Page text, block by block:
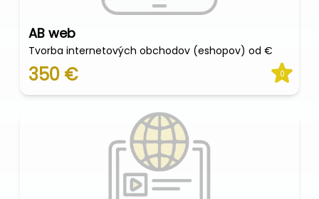
AB web
Tvorba internetových obchodov (eshopov) od €
350 € 0